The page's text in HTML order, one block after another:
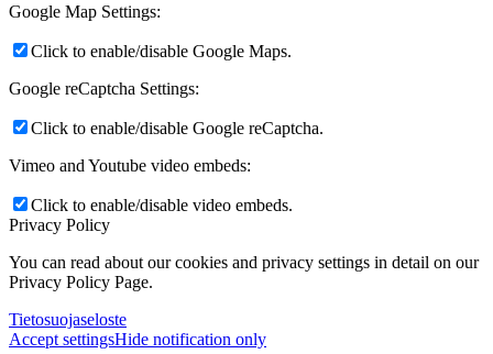
Google Map Settings:
Click to enable/disable Google Maps.
Google reCaptcha Settings:
Click to enable/disable Google reCaptcha.
Vimeo and Youtube video embeds:
Click to enable/disable video embeds.
Privacy Policy
You can read about our cookies and privacy settings in detail on our
Privacy Policy Page.
Tietosuojaseloste
Accept settingsHide notification only